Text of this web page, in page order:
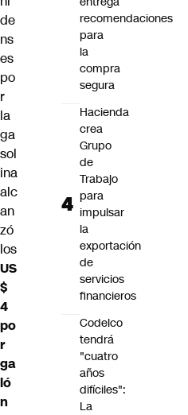
de
ns
es
po
r
la
ga
sol
ina
alc
an
zó
los
US
$
4
po
r
ga
ló
n
recomendaciones
para
la
compra
segura
Hacienda
crea
Grupo
de
Trabajo
para
impulsar
la
exportación
de
servicios
financieros
Codelco
tendrá
"cuatro
años
difíciles":
La